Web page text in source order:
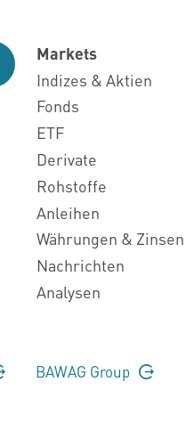
Markets
Indizes & Aktien
Fonds
ETF
Derivate
Rohstoffe
Anleihen
Währungen & Zinsen
Nachrichten
Analysen
BAWAG Group